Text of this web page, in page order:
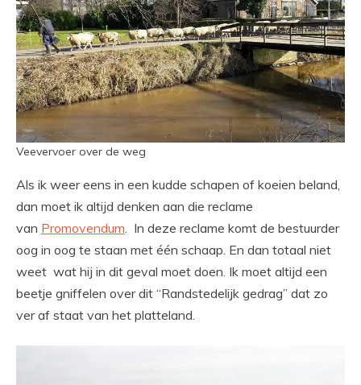
Veevervoer over de weg
Als ik weer eens in een kudde schapen of koeien beland,
dan moet ik altijd denken aan die reclame
van Promovendum . In deze reclame komt de bestuurder
oog in oog te staan met één schaap. En dan totaal niet
weet wat hij in dit geval moet doen. Ik moet altijd een
beetje gniffelen over dit “Randstedelijk gedrag” dat zo
ver af staat van het platteland.